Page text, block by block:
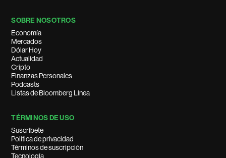
SOBRE NOSOTROS
Economía
Mercados
Dólar Hoy
Actualidad
Cripto
Finanzas Personales
Podcasts
Listas de Bloomberg Línea
TÉRMINOS DE USO
Suscríbete
Política de privacidad
Términos de suscripción
Tecnología